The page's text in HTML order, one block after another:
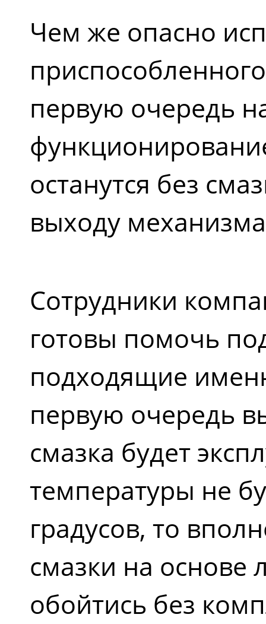
Чем же опасно
первую очередь
останутся без
выходу
Сотрудники
готовы помочь
подходящие
первую очередь
смазка будет
температуры не
градусов, то
смазки на основе
обойтись без